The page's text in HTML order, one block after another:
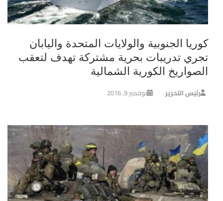
كوريا الجنوبية والولايات المتحدة واليابان
تجري تدريبات بحرية مشتركة تهدف لتعقب
الصواريخ الكورية الشمالية
رئيس التحرير نوفمبر 9, 2016